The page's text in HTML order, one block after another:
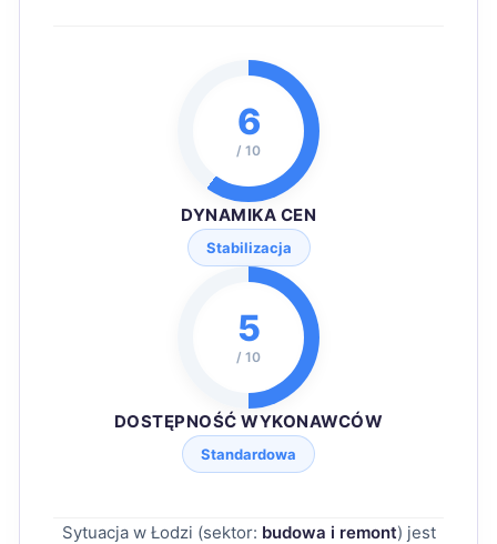
6
/ 10
DYNAMIKA CEN
Stabilizacja
5
/ 10
DOSTĘPNOŚĆ WYKONAWCÓW
Standardowa
Sytuacja w Łodzi (sektor: budowa i remont) jest